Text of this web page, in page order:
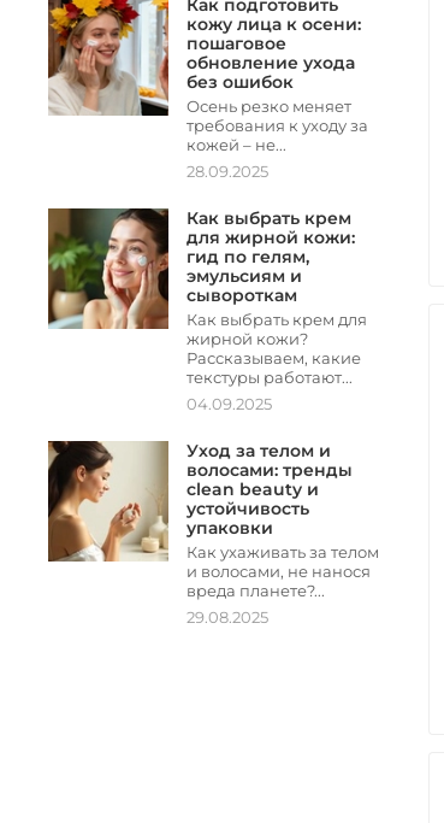
кожу лица к осени:
пошаговое
обновление ухода
без ошибок
Осень резко меняет
требования к уходу за
кожей – не...
28.09.2025
Как выбрать крем
для жирной кожи:
гид по гелям,
эмульсиям и
сывороткам
Как выбрать крем для
жирной кожи?
Рассказываем, какие
текстуры работают...
04.09.2025
Уход за телом и
волосами: тренды
clean beauty и
устойчивость
упаковки
Как ухаживать за телом
и волосами, не нанося
вреда планете?...
29.08.2025